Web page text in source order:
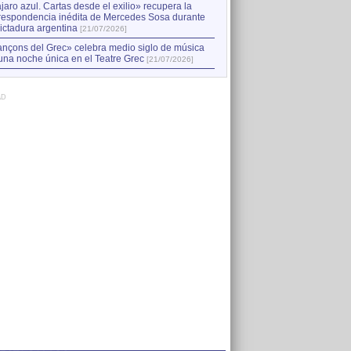
azul. Cartas desde el exilio» recupera la
inédita de Mercedes Sosa durante
argentina [21/07/2026]
del Grec» celebra medio siglo de música
noche única en el Teatre Grec [21/07/2026]